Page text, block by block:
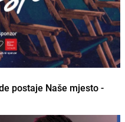
postaje Naše mjesto -